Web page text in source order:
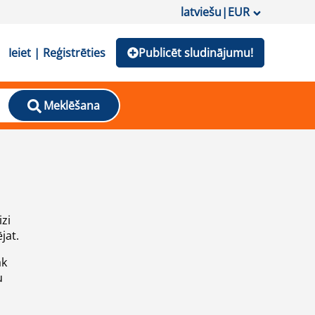
latviešu|EUR
Ieiet | Reģistrēties Publicēt sludinājumu!
Meklēšana